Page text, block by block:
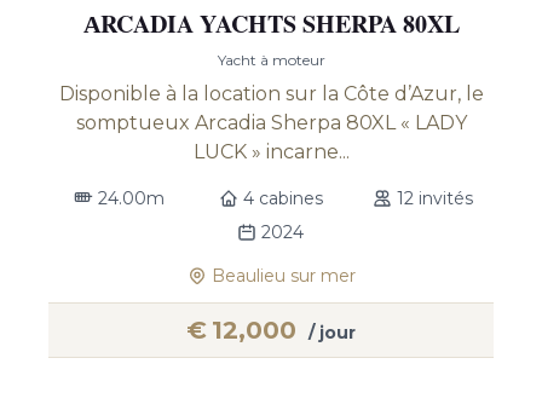
АRCADIA YACHTS SHERPA 80XL
Yacht à moteur
Disponible à la location sur la Côte d’Azur, le
somptueux Arcadia Sherpa 80XL « LADY
LUCK » incarne...
24.00m 4 cabines
12 invités
2024
Beaulieu sur mer
€ 12,000 / jour